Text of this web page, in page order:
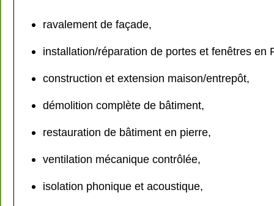
ravalement de façade,
installation/réparation de portes et fenêtres en
construction et extension maison/entrepôt,
démolition complète de bâtiment,
restauration de bâtiment en pierre,
ventilation mécanique contrôlée,
isolation phonique et acoustique,